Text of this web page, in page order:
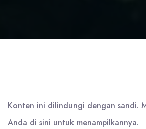
Konten ini dilindungi dengan sandi.
Anda di sini untuk menampilkannya.